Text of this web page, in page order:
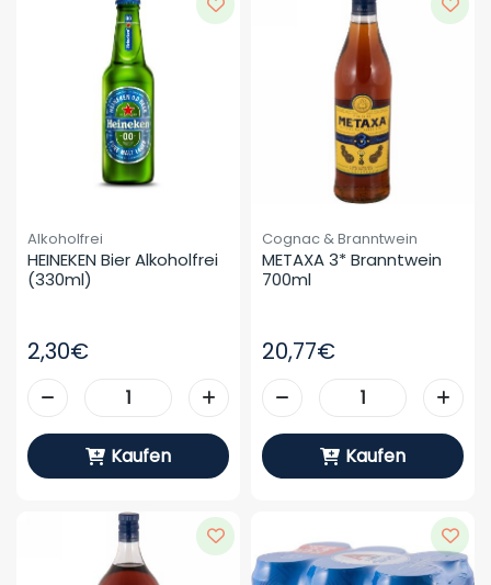
Alkoholfrei
HEINEKEN Bier Alkoholfrei
(330ml)
2,30€
Kaufen
Cognac & Branntwein
METAXA 3* Branntwein
700ml
20,77€
Kaufen